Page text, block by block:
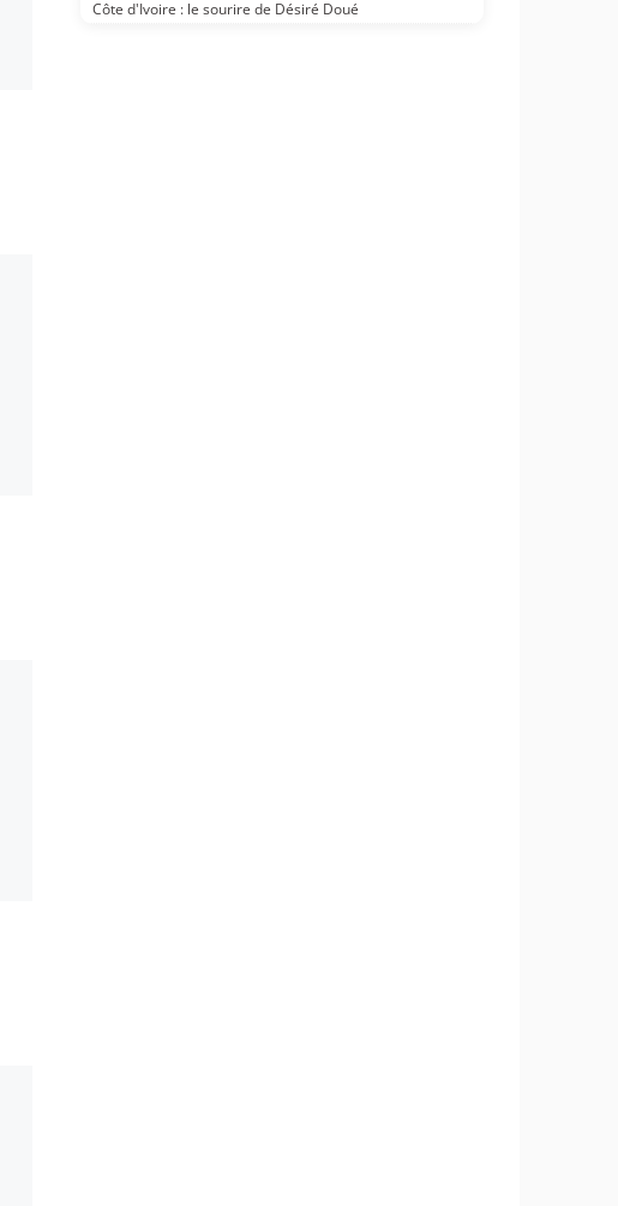
Côte d'Ivoire : le sourire de Désiré Doué